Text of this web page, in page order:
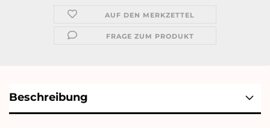
AUF DEN MERKZETTEL
FRAGE ZUM PRODUKT
Beschreibung